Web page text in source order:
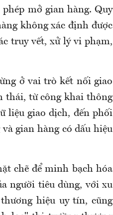
mở gian hàng. Quy
không xác định được
truy vết, xử lý vi phạm,
ở vai trò kết nối giao
thái, từ công khai thông
liệu giao dịch, đến phối
gian hàng có dấu hiệu
chẽ để minh bạch hóa
người tiêu dùng, với xu
hiệu uy tín, cũng